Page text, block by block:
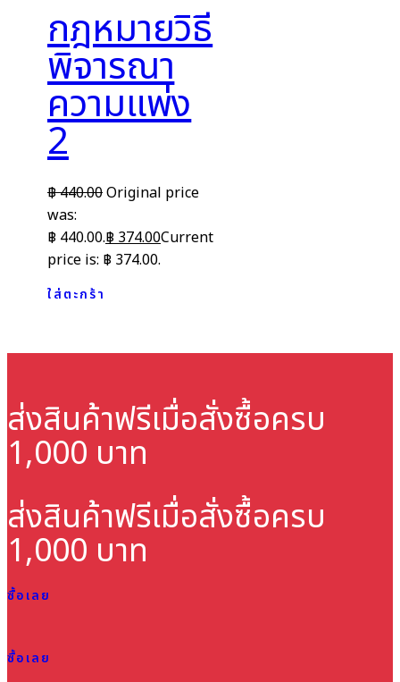
กฎหมายวิธี
พิจารณา
ความแพ่ง
2
฿440.00Original price
was:
฿ 440.00.฿374.00Current
price is: ฿ 374.00.
ใส่ตะกร้า
ส่งสินค้าฟรีเมื่อสั่งซื้อครบ
1,000 บาท
ส่งสินค้าฟรีเมื่อสั่งซื้อครบ
1,000 บาท
ซื้อเลย
ซื้อเลย